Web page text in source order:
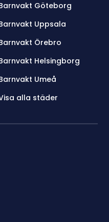
Göteborg
Uppsala
Örebro
Helsingborg
Umeå
alla städer